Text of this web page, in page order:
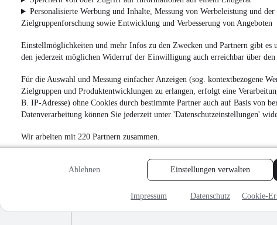
Personalisierte Werbung und Inhalte, Messung von Werbeleistung und
Zielgruppenforschung sowie Entwicklung und Verbesserung von Angeboten
Einstellmöglichkeiten und mehr Infos zu den Zwecken und Partnern gibt es
den jederzeit möglichen Widerruf der Einwilligung auch erreichbar über
Für die Auswahl und Messung einfacher Anzeigen (sog. kontextbezogene
Zielgruppen und Produktentwicklungen zu erlangen, erfolgt eine
B. IP-Adresse) ohne Cookies durch bestimmte Partner auch auf Basis von
Datenverarbeitung können Sie jederzeit unter 'Datenschutzeinstellungen'
Wir arbeiten mit 220 Partnern zusammen.
Ablehnen Einstellungen verwalten
Impressum Datenschutz Cookie-